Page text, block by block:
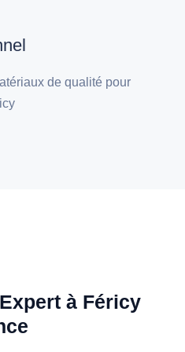
de qualité pour
à Féricy